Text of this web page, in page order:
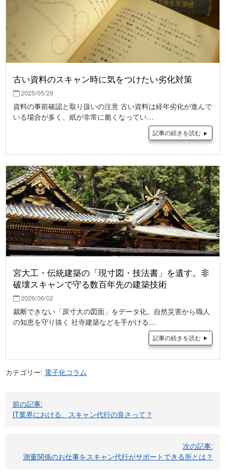
古い資料のスキャン時に気をつけたい劣化対策
2025/05/29
資料の事前確認と取り扱いの注意 古い資料は経年劣化が進んで
いる場合が多く、紙が非常に脆くなってい…
記事の続きを読む
宮大工・伝統建築の「現寸図・技法書」を遺す。非
破壊スキャンで守る数百年先の建築技術
2026/06/02
裁断できない「原寸大の図面」をデータ化。自然災害から職人
の知恵を守り抜く 社寺建築などを手がける…
記事の続きを読む
カテゴリー: 電子化コラム
投
稿
前の記事:
IT業界における、スキャン代行の良さって？
次の記事:
測量関係のお仕事をスキャン代行がサポートできる所とは？